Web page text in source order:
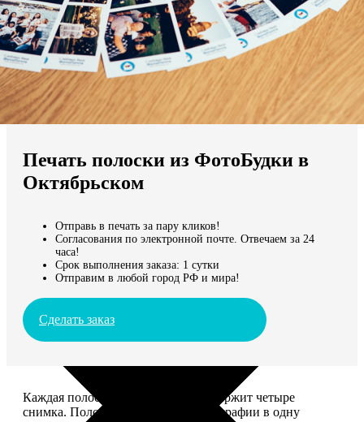
Мы доставляем по всему миру
Продолжить без города
Печать полоски из ФотоБудки в
Октябрьском
Отправь в печать за пару кликов!
Согласования по электронной почте. Отвечаем за 24
часа!
Срок выполнения заказа: 1 сутки
Отправим в любой город РФ и мира!
Сделать заказ
Каждая полоска размером 5*20 содержит четыре
снимка. Полоски объединяют фотографии в одну